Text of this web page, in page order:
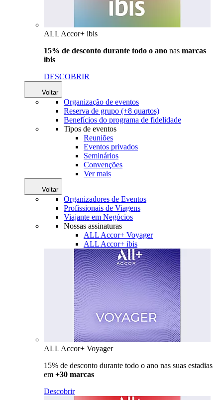
ALL Accor+ ibis
15% de desconto durante todo o ano nas marcas
ibis
DESCOBRIR
Voltar
Organização de eventos
Reserva de grupo (+8 quartos)
Benefícios do programa de fidelidade
Tipos de eventos
Reuniões
Eventos privados
Seminários
Convenções
Ver mais
Voltar
Organizadores de Eventos
Profissionais de Viagens
Viajante em Negócios
Nossas assinaturas
ALL Accor+ Voyager
ALL Accor+ ibis
ALL Accor+ Voyager
15% de desconto durante todo o ano nas suas estadias
em +30 marcas
Descobrir